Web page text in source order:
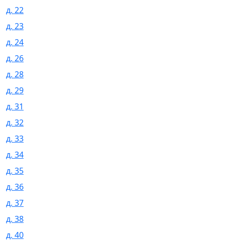
д. 22
д. 23
д. 24
д. 26
д. 28
д. 29
д. 31
д. 32
д. 33
д. 34
д. 35
д. 36
д. 37
д. 38
д. 40